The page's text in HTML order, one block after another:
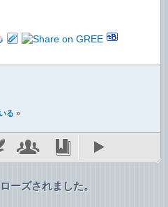
る »
ーズされました。